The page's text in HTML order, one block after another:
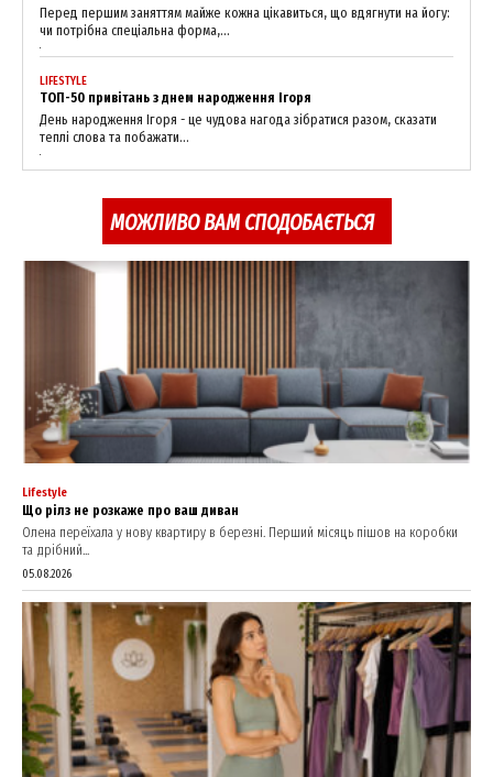
Перед першим заняттям майже кожна цікавиться, що вдягнути на йогу:
чи потрібна спеціальна форма,...
LIFESTYLE
ТОП-50 привітань з днем народження Ігоря
День народження Ігоря - це чудова нагода зібратися разом, сказати
теплі слова та побажати...
МОЖЛИВО ВАМ СПОДОБАЄТЬСЯ
Lifestyle
Що рілз не розкаже про ваш диван
Олена переїхала у нову квартиру в березні. Перший місяць пішов на коробки
та дрібний...
05.08.2026